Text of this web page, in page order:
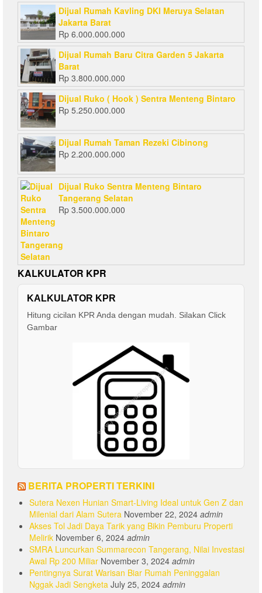
Dijual Rumah Kavling DKI Meruya Selatan
Jakarta Barat
Rp 6.000.000.000
Dijual Rumah Baru Citra Garden 5 Jakarta
Barat
Rp 3.800.000.000
Dijual Ruko ( Hook ) Sentra Menteng Bintaro
Rp 5.250.000.000
Dijual Rumah Taman Rezeki Cibinong
Rp 2.200.000.000
Dijual Ruko Sentra Menteng Bintaro
Tangerang Selatan
Rp 3.500.000.000
KALKULATOR KPR
KALKULATOR KPR
Hitung cicilan KPR Anda dengan mudah. Silakan Click
Gambar
BERITA PROPERTI TERKINI
Sutera Nexen Hunian Smart-Living Ideal untuk Gen Z dan
Milenial dari Alam Sutera November 22, 2024 admin
Akses Tol Jadi Daya Tarik yang Bikin Pemburu Properti
Melirik November 6, 2024 admin
SMRA Luncurkan Summarecon Tangerang, Nilai Investasi
Awal Rp 200 Miliar November 3, 2024 admin
Pentingnya Surat Warisan Biar Rumah Peninggalan
Nggak Jadi Sengketa July 25, 2024 admin